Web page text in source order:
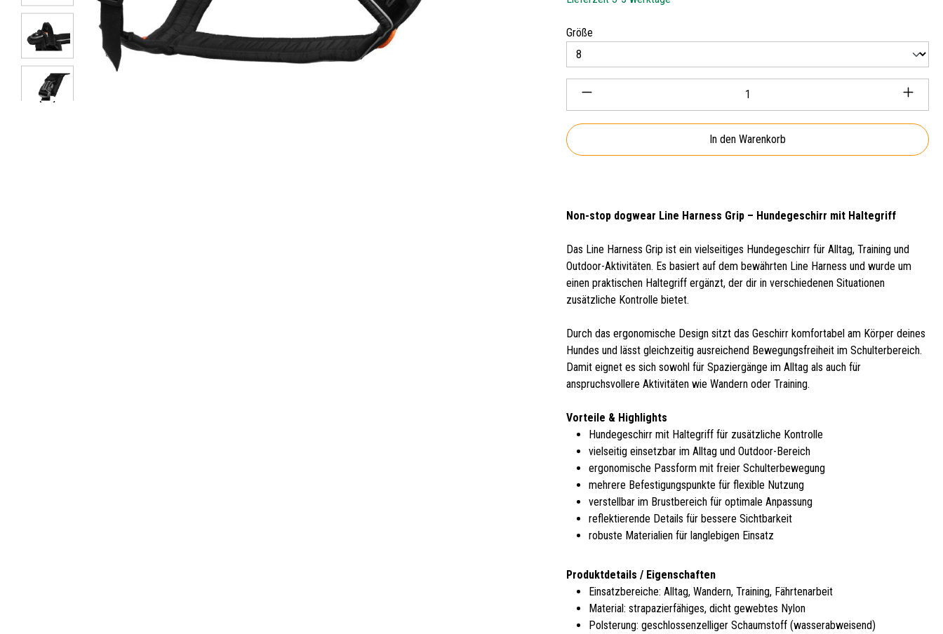
Größe
Produkt Anzahl: Gib den gewünschten Wert ein oder
In den Warenkorb
Non-stop dogwear Line Harness Grip – Hundegeschirr mit Haltegriff
Das Line Harness Grip ist ein vielseitiges Hundegeschirr für Alltag, Training und
Outdoor-Aktivitäten. Es basiert auf dem bewährten Line Harness und wurde um
einen praktischen Haltegriff ergänzt, der dir in verschiedenen Situationen
zusätzliche Kontrolle bietet.
Durch das ergonomische Design sitzt das Geschirr komfortabel am Körper deines
Hundes und lässt gleichzeitig ausreichend Bewegungsfreiheit im Schulterbereich.
Damit eignet es sich sowohl für Spaziergänge im Alltag als auch für
anspruchsvollere Aktivitäten wie Wandern oder Training.
Vorteile & Highlights
Hundegeschirr mit Haltegriff für zusätzliche Kontrolle
vielseitig einsetzbar im Alltag und Outdoor-Bereich
ergonomische Passform mit freier Schulterbewegung
mehrere Befestigungspunkte für flexible Nutzung
verstellbar im Brustbereich für optimale Anpassung
reflektierende Details für bessere Sichtbarkeit
robuste Materialien für langlebigen Einsatz
Produktdetails / Eigenschaften
Einsatzbereiche: Alltag, Wandern, Training, Fährtenarbeit
Material: strapazierfähiges, dicht gewebtes Nylon
Polsterung: geschlossenzelliger Schaumstoff (wasserabweisend)